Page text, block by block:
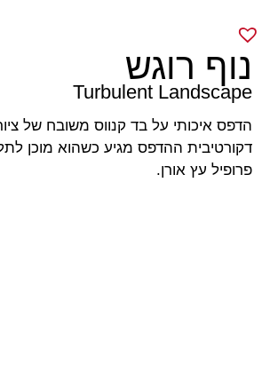
נוף רוגש
Turbulent Landscape
הדפס איכותי על בד קנווס משובח של
דקורטיבית ההדפס מגיע כשהוא מוכן
פרופיל עץ אורן.